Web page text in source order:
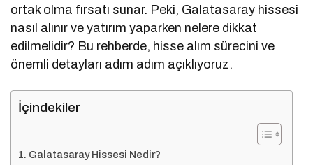
ortak olma fırsatı sunar. Peki, Galatasaray hissesi
nasıl alınır ve yatırım yaparken nelere dikkat
edilmelidir? Bu rehberde, hisse alım sürecini ve
önemli detayları adım adım açıklıyoruz.
İçindekiler
Galatasaray Hissesi Nedir?